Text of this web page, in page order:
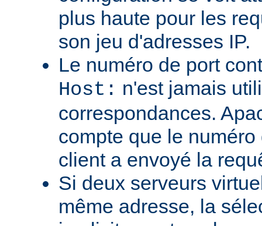
plus haute pour les
son jeu d'adresses IP.
Le numéro de port
Host: n'est jamais
correspondances.
compte que le
client a envoyé la
Si deux serveurs
même adresse, la